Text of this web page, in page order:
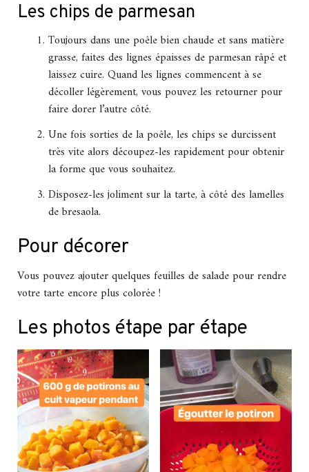
Les chips de parmesan
Toujours dans une poêle bien chaude et sans matière
grasse, faites des lignes épaisses de parmesan râpé et
laissez cuire. Quand les lignes commencent à se
décoller légèrement, vous pouvez les retourner pour
faire dorer l’autre côté.
Une fois sorties de la poêle, les chips se durcissent
très vite alors découpez-les rapidement pour obtenir
la forme que vous souhaitez.
Disposez-les joliment sur la tarte, à côté des lamelles
de bresaola.
Pour décorer
Vous pouvez ajouter quelques feuilles de salade pour rendre
votre tarte encore plus colorée !
Les photos étape par étape